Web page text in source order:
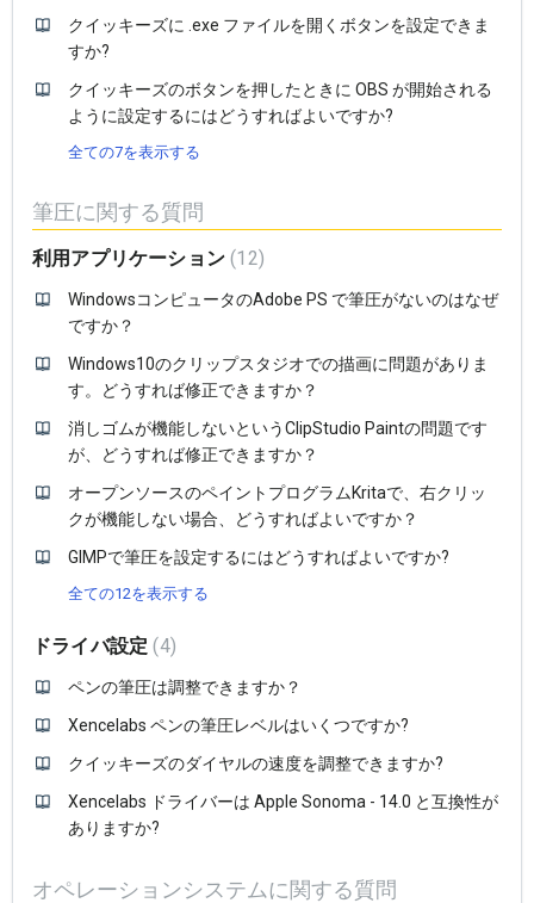
クイッキーズに .exe ファイルを開くボタンを設定できま
すか?
クイッキーズのボタンを押したときに OBS が開始される
ように設定するにはどうすればよいですか?
全ての7を表示する
筆圧に関する質問
利用アプリケーション 12
WindowsコンピュータのAdobe PS で筆圧がないのはなぜ
ですか？
Windows10のクリップスタジオでの描画に問題がありま
す。どうすれば修正できますか？
消しゴムが機能しないというClipStudio Paintの問題です
が、どうすれば修正できますか？
オープンソースのペイントプログラムKritaで、右クリッ
クが機能しない場合、どうすればよいですか？
GIMPで筆圧を設定するにはどうすればよいですか?
全ての12を表示する
ドライバ設定 4
ペンの筆圧は調整できますか？
Xencelabs ペンの筆圧レベルはいくつですか?
クイッキーズのダイヤルの速度を調整できますか?
Xencelabs ドライバーは Apple Sonoma - 14.0 と互換性が
ありますか?
オペレーションシステムに関する質問